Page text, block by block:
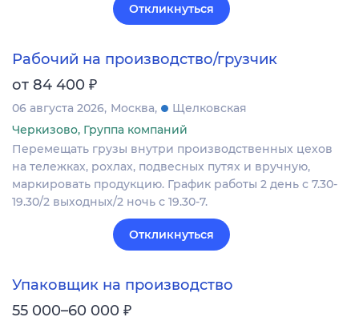
Откликнуться
Рабочий на производство/грузчик
от 84 400 ₽
06 августа 2026 Москва
Щелковская
Черкизово, Группа компаний
Перемещать грузы внутри производственных цехов
на тележках, рохлах, подвесных путях и вручную,
маркировать продукцию. График работы 2 день с 7.30-
19.30/2 выходных/2 ночь с 19.30-7.
Откликнуться
Упаковщик на производство
55 000–60 000 ₽